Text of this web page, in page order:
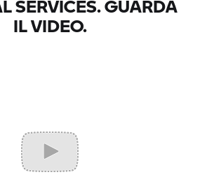
SERVICES. GUARDA
IL VIDEO.